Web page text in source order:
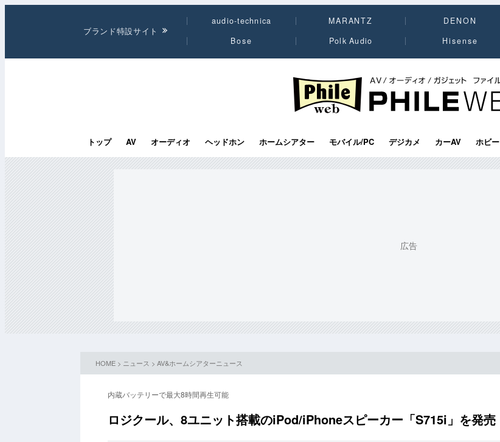
ブランド特設サイト
audio-technica MARANTZ DENON
Bose
Polk Audio Hisense
PHILE WEB｜AV/オーディオ/ガジェット
トップ AV オーディオ ヘッドホン ホームシアター モバイル/PC デジカメ カーAV ホビー
HOME > ニュース > AV&ホームシアターニュース
内蔵バッテリーで最大8時間再生可能
ロジクール、8ユニット搭載のiPod/iPhoneスピーカー「S715i」を発売